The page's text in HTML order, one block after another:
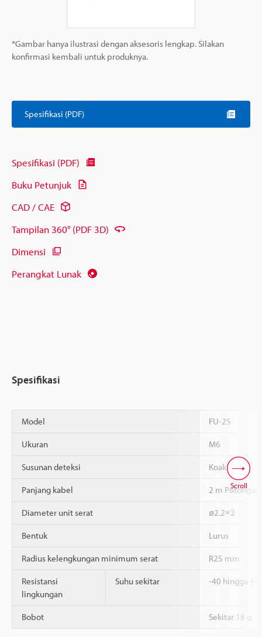
*Gambar hanya ilustrasi dengan aksesoris lengkap. Silakan
konfirmasi kembali untuk produknya.
Spesifikasi (PDF)
Spesifikasi (PDF)
Buku Petunjuk
CAD / CAE
Tampilan 360° (PDF 3D)
Dimensi
Perangkat Lunak
Spesifikasi
Model FU-25
Ukuran M6
Susunan deteksi Koaksial
Panjang kabel 2 m Potongan
Diameter unit serat ø2.2×2
Bentuk Lurus
Radius kelengkungan minimum serat R25 mm
Resistansi
lingkungan
Suhu sekitar -40 hingga
Bobot Sekitar 18 g
Scroll